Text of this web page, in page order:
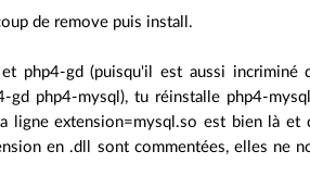
de remove puis install.
php4-gd (puisqu'il est aussi incriminé
php4-mysql), tu réinstalle php4-
ligne extension=mysql.so est bien là et
en .dll sont commentées, elles ne